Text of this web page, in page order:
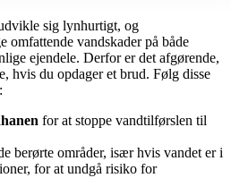
sig lynhurtigt, og
omfattende vandskader på både
ejendele. Derfor er det afgørende,
hvis du opdager et brud. Følg disse
for at stoppe vandtilførslen til
berørte områder, især hvis vandet er i
for at undgå risiko for